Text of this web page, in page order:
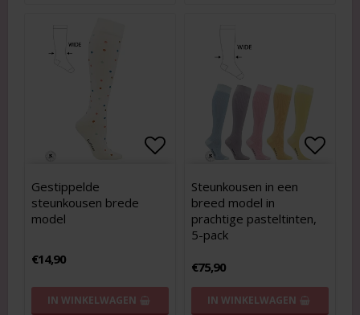
Add to list of favorites
Add to list of favorites
Gestippelde
steunkousen brede
model
€14,90
IN WINKELWAGEN
Steunkousen in een
breed model in
prachtige pasteltinten,
5-pack
€75,90
IN WINKELWAGEN